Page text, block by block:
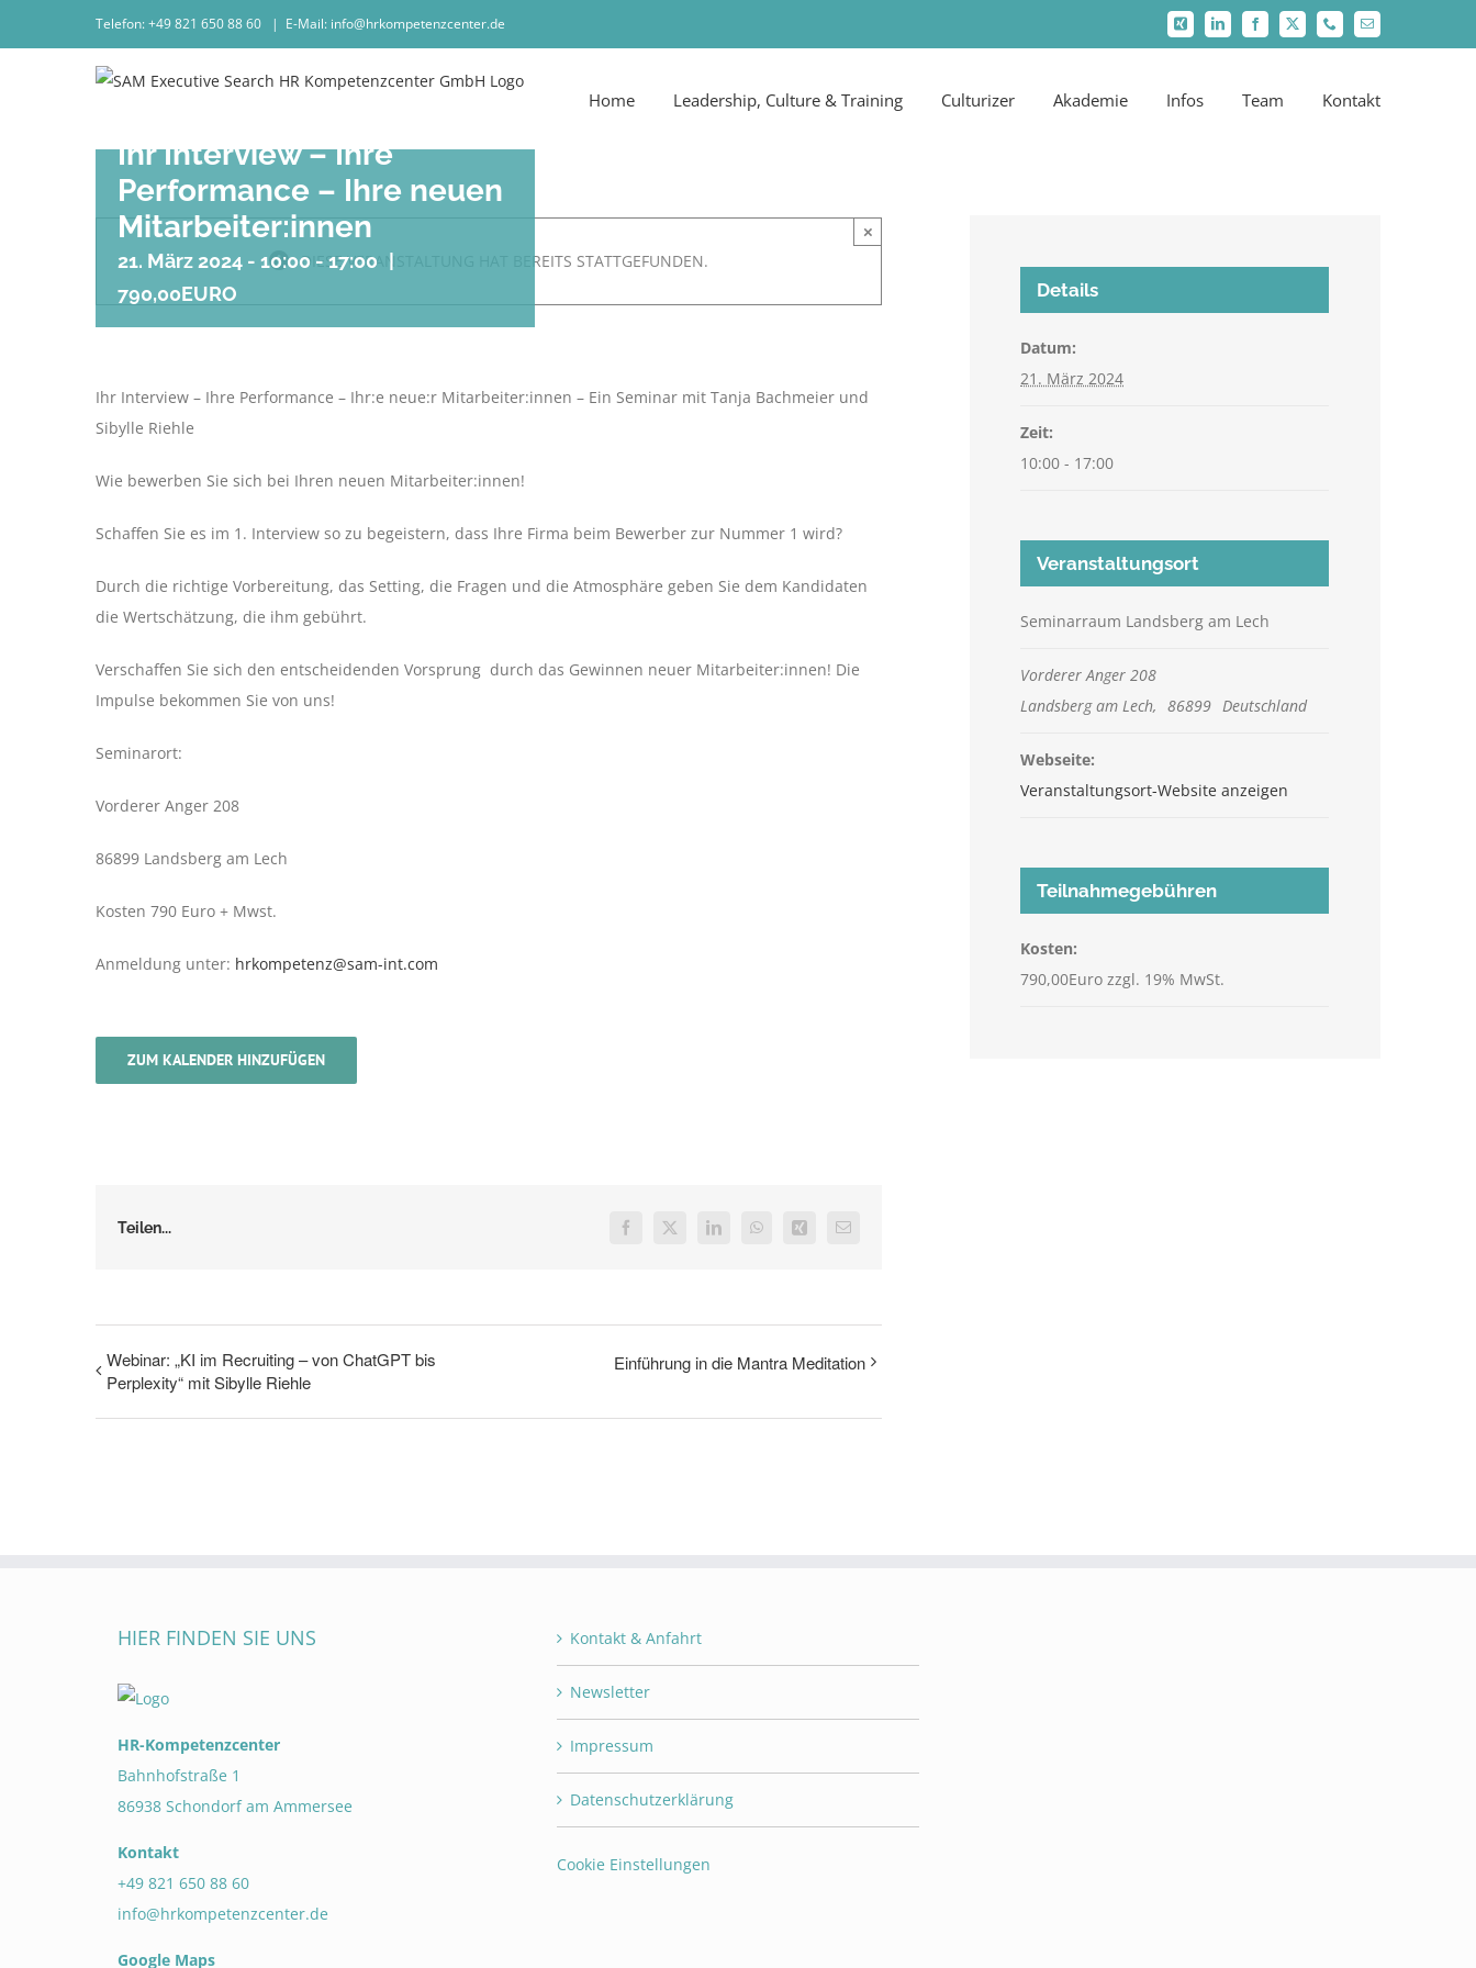
Inhalt
Telefon: +49 821 650 88 60 | E-Mail: info@hrkompetenzcenter.de Xing LinkedInFacebook
X TelefonE-
Mail
Home Leadership, Culture & Training Culturizer Akademie Infos Team Kontakt
DIESE VERANSTALTUNG HAT BEREITS STATTGEFUNDEN.
×
Ihr Interview – Ihre
Performance – Ihre neuen
Mitarbeiter:innen
21. März 2024 - 10:00 - 17:00
790,00EURO
Ihr Interview – Ihre Performance – Ihr:e neue:r Mitarbeiter:innen – Ein Seminar mit Tanja Bachmeier und
Sibylle Riehle
Wie bewerben Sie sich bei Ihren neuen Mitarbeiter:innen!
Schaffen Sie es im 1. Interview so zu begeistern, dass Ihre Firma beim Bewerber zur Nummer 1 wird?
Durch die richtige Vorbereitung, das Setting, die Fragen und die Atmosphäre geben Sie dem Kandidaten
die Wertschätzung, die ihm gebührt.
Verschaffen Sie sich den entscheidenden Vorsprung durch das Gewinnen neuer Mitarbeiter:innen! Die
Impulse bekommen Sie von uns!
Seminarort:
Vorderer Anger 208
86899 Landsberg am Lech
Kosten 790 Euro + Mwst.
Anmeldung unter: hrkompetenz@sam-int.com
ZUM KALENDER HINZUFÜGEN
Teilen... Facebook
X LinkedInWhatsApp
Xing
E-
Webinar: „KI im Recruiting – von ChatGPT bis
Perplexity“ mit Sibylle Riehle
Einführung in die Mantra Meditation
Details
Datum:
21. März 2024
Zeit:
10:00 - 17:00
Veranstaltungsort
Seminarraum Landsberg am Lech
Vorderer Anger 208
Landsberg am Lech, 86899 Deutschland
Webseite:
Veranstaltungsort-Website anzeigen
Teilnahmegebühren
Kosten:
790,00Euro zzgl. 19% MwSt.
HIER FINDEN SIE UNS
HR-Kompetenzcenter
Bahnhofstraße 1
86938 Schondorf am Ammersee
Kontakt
+49 821 650 88 60
info@hrkompetenzcenter.de
Google Maps
Kontakt & Anfahrt
Newsletter
Impressum
Datenschutzerklärung
Cookie Einstellungen